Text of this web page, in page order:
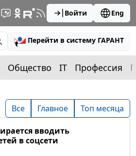
Войти Eng
Перейти в систему ГАРАНТ
Общество IT Профессия
Все Главное Топ месяца
вводить
в соцсети